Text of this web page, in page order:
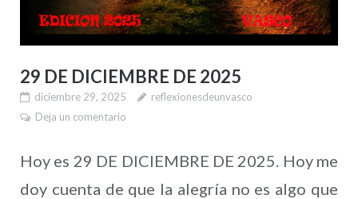
29 DE DICIEMBRE DE 2025
diciembre 29, 2025
reflexionesdeunvasco
Deja un comentario
Hoy es 29 DE DICIEMBRE DE 2025. Hoy me
doy cuenta de que la alegría no es algo que